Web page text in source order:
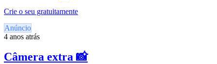
Crie o seu gratuitamente
Anúncio
4 anos atrás
Câmera extra 📸